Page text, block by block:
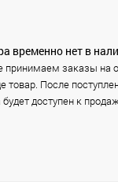
временно нет в
принимаем заказы на
товар. После
будет доступен к